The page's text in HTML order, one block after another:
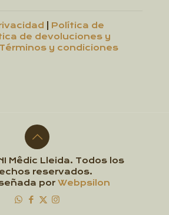
Política de
de devoluciones y
Términos y condiciones
Mêdic Lleida. Todos los
reservados.
por Webpsilon